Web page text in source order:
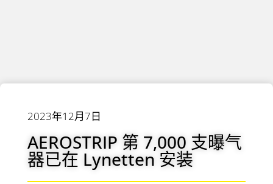
2023年12月7日
AEROSTRIP 第 7,000 支曝气
器已在 Lynetten 安装